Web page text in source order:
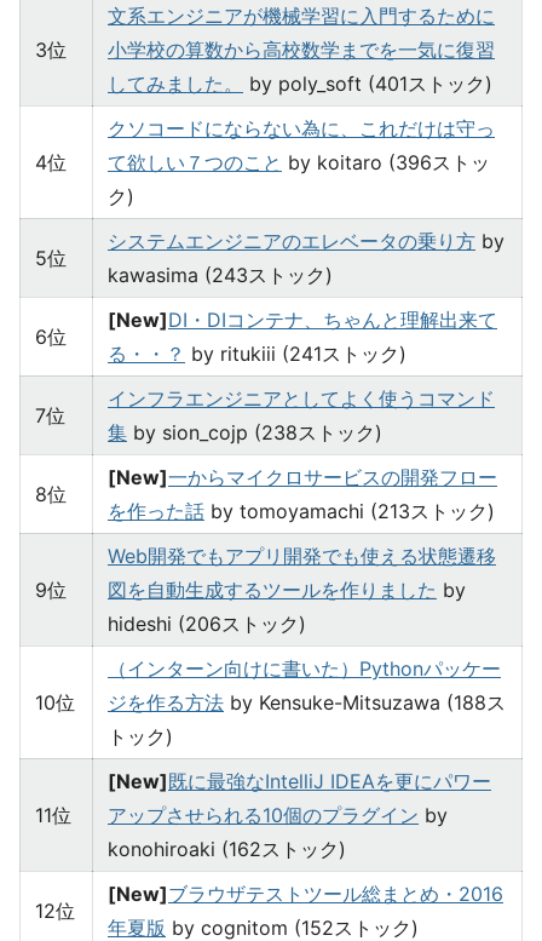
3位
文系エンジニアが機械学習に入門するために
小学校の算数から高校数学までを一気に復習
してみました。
by poly_soft (401ストック)
4位
クソコードにならない為に、これだけは守っ
て欲しい７つのこと by koitaro (396ストッ
ク)
5位
システムエンジニアのエレベータの乗り方 by
kawasima (243ストック)
6位
[New]DI・DIコンテナ、ちゃんと理解出来て
る・・？ by ritukiii (241ストック)
7位
インフラエンジニアとしてよく使うコマンド
集 by sion_cojp (238ストック)
8位
[New]一からマイクロサービスの開発フロー
を作った話 by tomoyamachi (213ストック)
9位
Web開発でもアプリ開発でも使える状態遷移
図を自動生成するツールを作りました by
hideshi (206ストック)
10位
（インターン向けに書いた）Pythonパッケー
ジを作る方法 by Kensuke-Mitsuzawa (188ス
トック)
11位
[New]既に最強なIntelliJ IDEAを更にパワー
アップさせられる10個のプラグイン by
konohiroaki (162ストック)
12位
[New]ブラウザテストツール総まとめ・2016
年夏版 by cognitom (152ストック)